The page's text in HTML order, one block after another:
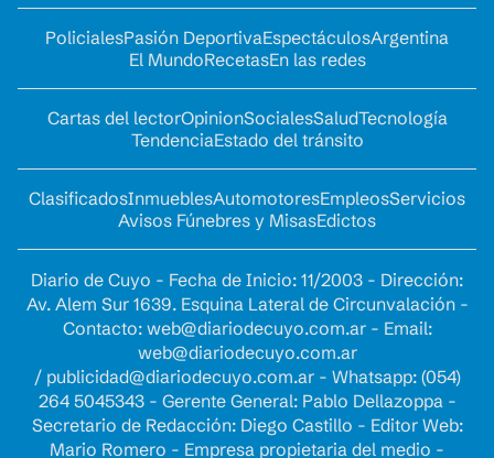
PolicialesPasión DeportivaEspectáculosArgentina
El MundoRecetasEn las redes
Cartas del lectorOpinionSocialesSaludTecnología
TendenciaEstado del tránsito
ClasificadosInmueblesAutomotoresEmpleosServicios
Avisos Fúnebres y MisasEdictos
Diario de Cuyo - Fecha de Inicio: 11/2003 - Dirección:
Av. Alem Sur 1639. Esquina Lateral de Circunvalación -
Contacto: web@diariodecuyo.com.ar- Email:
web@diariodecuyo.com.ar
/ publicidad@diariodecuyo.com.ar- Whatsapp: (054)
264 5045343 - Gerente General: Pablo Dellazoppa -
Secretario de Redacción: Diego Castillo - Editor Web:
Mario Romero - Empresa propietaria del medio -